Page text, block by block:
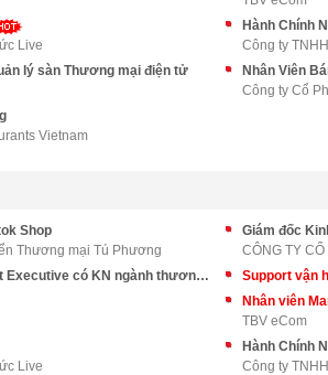
Live
Hành Chính
Công ty
lý sàn Thương mại điện tử
Nhân Viên
Công ty Cổ
Vietnam
Shop
Thương mại Tú Phương
Giám đốc
CÔNG TY
Tuyển NV Seller Support Executive có KN ngành thương mại điện tử
Support vận
Nhân viên
TBV eCom
Live
Hành Chính
Công ty